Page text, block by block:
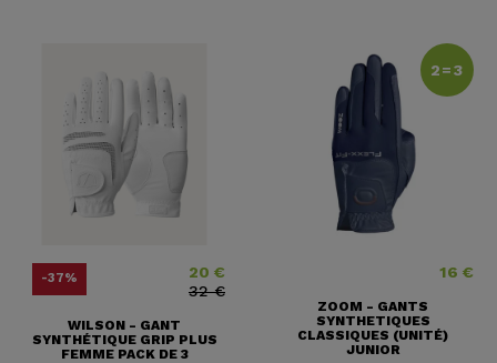
-37% 20 €
Prix ​​habituel
32 €
WILSON - GANT
SYNTHÉTIQUE GRIP PLUS
FEMME PACK DE 3
2=3
Prix
16 €
ZOOM - GANTS
SYNTHETIQUES
CLASSIQUES (UNITÉ)
JUNIOR